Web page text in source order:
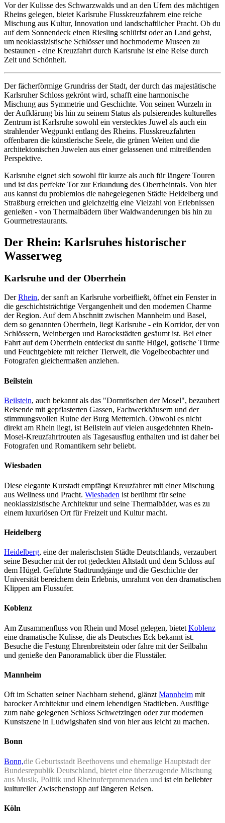
Vor der Kulisse des Schwarzwalds und an den Ufern des mächtigen
Rheins gelegen, bietet Karlsruhe Flusskreuzfahrern eine reiche
Mischung aus Kultur, Innovation und landschaftlicher Pracht. Ob du
auf dem Sonnendeck einen Riesling schlürfst oder an Land gehst,
um neoklassizistische Schlösser und hochmoderne Museen zu
bestaunen - eine Kreuzfahrt durch Karlsruhe ist eine Reise durch
Zeit und Schönheit.
Der fächerförmige Grundriss der Stadt, der durch das majestätische
Karlsruher Schloss gekrönt wird, schafft eine harmonische
Mischung aus Symmetrie und Geschichte. Von seinen Wurzeln in
der Aufklärung bis hin zu seinem Status als pulsierendes kulturelles
Zentrum ist Karlsruhe sowohl ein verstecktes Juwel als auch ein
strahlender Wegpunkt entlang des Rheins. Flusskreuzfahrten
offenbaren die künstlerische Seele, die grünen Weiten und die
architektonischen Juwelen aus einer gelassenen und mitreißenden
Perspektive.
Karlsruhe eignet sich sowohl für kurze als auch für längere Touren
und ist das perfekte Tor zur Erkundung des Oberrheintals. Von hier
aus kannst du problemlos die nahegelegenen Städte Heidelberg und
Straßburg erreichen und gleichzeitig eine Vielzahl von Erlebnissen
genießen - von Thermalbädern über Waldwanderungen bis hin zu
Gourmetrestaurants.
Der Rhein: Karlsruhes historischer
Wasserweg
Karlsruhe und der Oberrhein
DerRhein, der sanft an Karlsruhe vorbeifließt, öffnet ein Fenster in
die geschichtsträchtige Vergangenheit und den modernen Charme
der Region. Auf dem Abschnitt zwischen Mannheim und Basel,
dem so genannten Oberrhein, liegt Karlsruhe - ein Korridor, der von
Schlössern, Weinbergen und Barockstädten gesäumt ist. Bei einer
Fahrt auf dem Oberrhein entdeckst du sanfte Hügel, gotische Türme
und Feuchtgebiete mit reicher Tierwelt, die Vogelbeobachter und
Fotografen gleichermaßen anziehen.
Beilstein
Beilstein, auch bekannt als das "Dornröschen der Mosel", bezaubert
Reisende mit gepflasterten Gassen, Fachwerkhäusern und der
stimmungsvollen Ruine der Burg Metternich. Obwohl es nicht
direkt am Rhein liegt, ist Beilstein auf vielen ausgedehnten Rhein-
Mosel-Kreuzfahrtrouten als Tagesausflug enthalten und ist daher bei
Fotografen und Romantikern sehr beliebt.
Wiesbaden
Diese elegante Kurstadt empfängt Kreuzfahrer mit einer Mischung
aus Wellness und Pracht. Wiesbaden ist berühmt für seine
neoklassizistische Architektur und seine Thermalbäder, was es zu
einem luxuriösen Ort für Freizeit und Kultur macht.
Heidelberg
Heidelberg, eine der malerischsten Städte Deutschlands, verzaubert
seine Besucher mit der rot gedeckten Altstadt und dem Schloss auf
dem Hügel. Geführte Stadtrundgänge und die Geschichte der
Universität bereichern dein Erlebnis, umrahmt von den dramatischen
Klippen am Flussufer.
Koblenz
Am Zusammenfluss von Rhein und Mosel gelegen, bietet Koblenz
eine dramatische Kulisse, die als Deutsches Eck bekannt ist.
Besuche die Festung Ehrenbreitstein oder fahre mit der Seilbahn
und genieße den Panoramablick über die Flusstäler.
Mannheim
Oft im Schatten seiner Nachbarn stehend, glänzt Mannheim mit
barocker Architektur und einem lebendigen Stadtleben. Ausflüge
zum nahe gelegenen Schloss Schwetzingen oder zur modernen
Kunstszene in Ludwigshafen sind von hier aus leicht zu machen.
Bonn
Bonn,die Geburtsstadt Beethovens und ehemalige Hauptstadt der
Bundesrepublik Deutschland, bietet eine überzeugende Mischung
aus Musik, Politik und Rheinuferpromenaden und ist ein beliebter
kultureller Zwischenstopp auf längeren Reisen.
Köln